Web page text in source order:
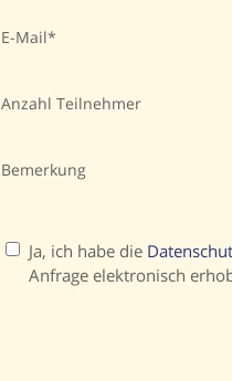
E-Mail
Anzahl Teilnehmer
Bemerkung
Ja, ich habe die
Anfrage elektronisch